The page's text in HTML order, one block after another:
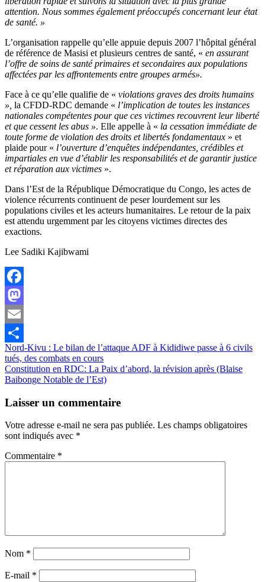
attention. Nous sommes également préoccupés concernant leur état
de santé. »
L’organisation rappelle qu’elle appuie depuis 2007 l’hôpital général
de référence de Masisi et plusieurs centres de santé, « en assurant
l’offre de soins de santé primaires et secondaires aux populations
affectées par les affrontements entre groupes armés».
Face à ce qu’elle qualifie de « violations graves des droits humains
», la CFDD-RDC demande « l’implication de toutes les instances
nationales compétentes pour que ces victimes recouvrent leur liberté
et que cessent les abus ». Elle appelle à « la cessation immédiate de
toute forme de violation des droits et libertés fondamentaux » et
plaide pour « l’ouverture d’enquêtes indépendantes, crédibles et
impartiales en vue d’établir les responsabilités et de garantir justice
et réparation aux victimes ».
Dans l’Est de la République Démocratique du Congo, les actes de
violence récurrents continuent de peser lourdement sur les
populations civiles et les acteurs humanitaires. Le retour de la paix
est attendu urgemment par les citoyens victimes directes des
exactions.
Lee Sadiki Kajibwami
Facebook
Mastodon
Email
Partager
Navigation
de
l’article
Nord-Kivu : Le bilan de l’attaque ADF à Kididiwe passe à 6 civils
tués, des combats en cours
Constitution en RDC: La Paix d’abord, la révision après (Blaise
Baibonge Notable de l’Est)
Laisser un commentaire
Votre adresse e-mail ne sera pas publiée. Les champs obligatoires
sont indiqués avec *
Commentaire *
Nom *
E-mail *